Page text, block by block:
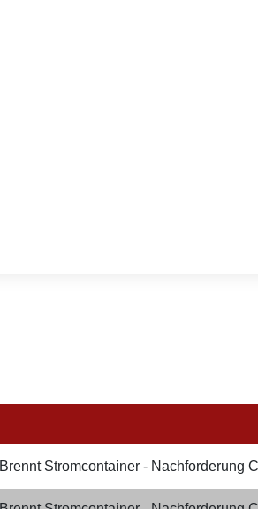
Brennt Stromcontainer - Nachforderung